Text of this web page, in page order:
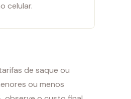
celular.
de saque ou
ou menos